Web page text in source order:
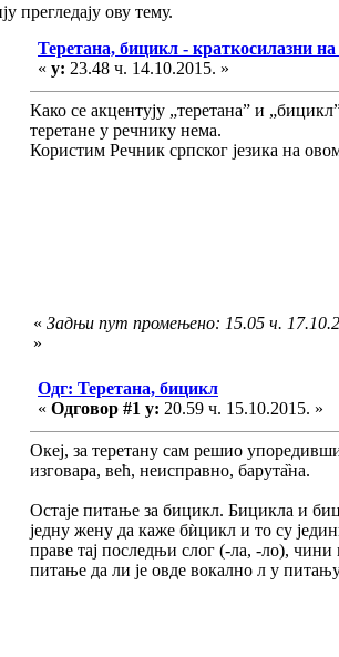
прегледају ову тему.
Теретана, бицикл - краткосилазни
« у: 23.48 ч. 14.10.2015. »
Како се акцентују „теретана” и
теретане у речнику нема.
Користим Речник српског језика на
« Задњи пут промењено: 15.05 ч.
»
Одг: Теретана, бицикл
« Одговор #1 у: 20.59 ч. 15.10.2015. »
Океј, за теретану сам решио
изговара, већ, неисправно, барута̏на.
Остаје питање за бицикл. Бицикла и
једну жену да каже бѝцикл и то су
праве тај последњи слог (-ла, -ло), чини
питање да ли је овде вокално л у